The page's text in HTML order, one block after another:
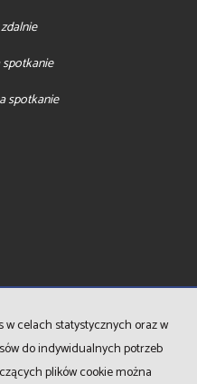
spotkanie
w celach statystycznych oraz w
do indywidualnych potrzeb
plików cookie można